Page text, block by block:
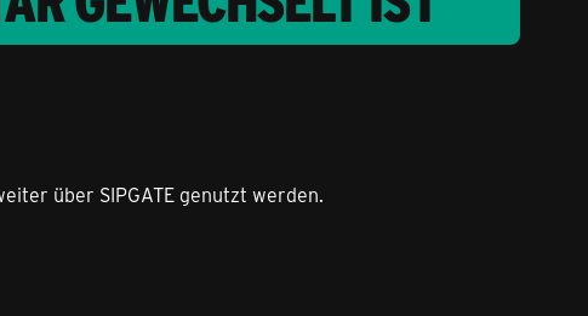
über SIPGATE genutzt werden.